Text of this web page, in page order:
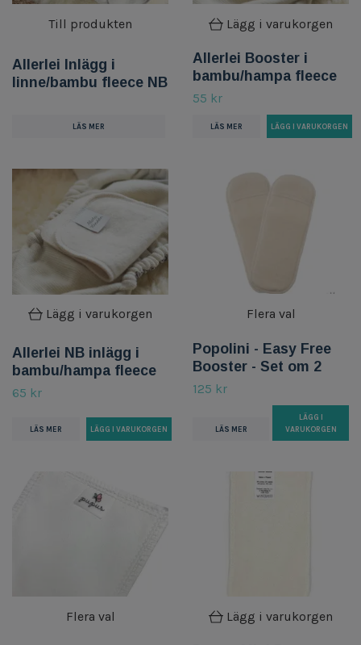
Till produkten
Allerlei Inlägg i
linne/bambu fleece NB
LÄS MER
Lägg i varukorgen
Allerlei Booster i
bambu/hampa fleece
55 kr
LÄS MER
Lägg i varukorgen
Allerlei NB inlägg i
bambu/hampa fleece
65 kr
LÄS MER
Flera val
Popolini - Easy Free
Booster - Set om 2
125 kr
LÄS MER
LÄGG I
VARUKORGEN
Flera val Lägg i varukorgen